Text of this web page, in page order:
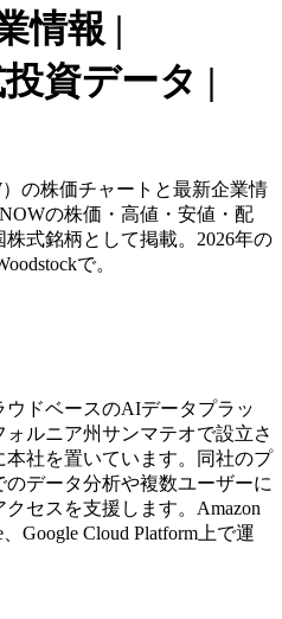
情報 |
資データ |
）の株価チャートと最新企業情
の株価・高値・安値・配
式銘柄として掲載。2026年の
で。
ウドベースのAIデータプラッ
ォルニア州サンマテオで設立さ
社を置いています。同社のプ
データ分析や複数ユーザーに
セスを支援します。Amazon
Google Cloud Platform上で運